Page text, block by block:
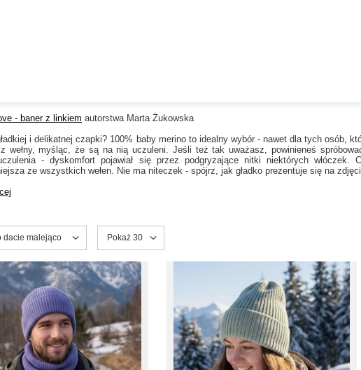
- baner z linkiem autorstwa Marta Żukowska
i delikatnejczapki? 100% baby merino to idealny wybór - nawet dla tych osób,
wełny, myśląc, że są na nią uczuleni. Jeśli też tak uważasz, powinieneś
- dyskomfort pojawiał się przez podgryzające nitki niektórych włóczek.
ze wszystkich wełen. Nie ma niteczek - spójrz, jak gładko prezentuje się na
dacie malejąco Zmień ilość wyświetlanych produktów
Pokaż 30